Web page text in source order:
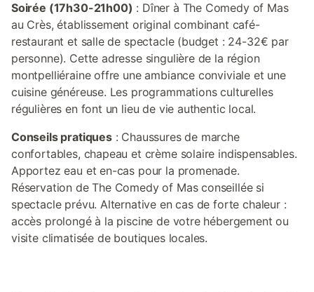
Soirée (17h30-21h00) : Dîner à The Comedy of Mas
au Crès, établissement original combinant café-
restaurant et salle de spectacle (budget : 24-32€ par
personne). Cette adresse singulière de la région
montpelliéraine offre une ambiance conviviale et une
cuisine généreuse. Les programmations culturelles
régulières en font un lieu de vie authentic local.
Conseils pratiques: Chaussures de marche
confortables, chapeau et crème solaire indispensables.
Apportez eau et en-cas pour la promenade.
Réservation de The Comedy of Mas conseillée si
spectacle prévu. Alternative en cas de forte chaleur :
accès prolongé à la piscine de votre hébergement ou
visite climatisée de boutiques locales.